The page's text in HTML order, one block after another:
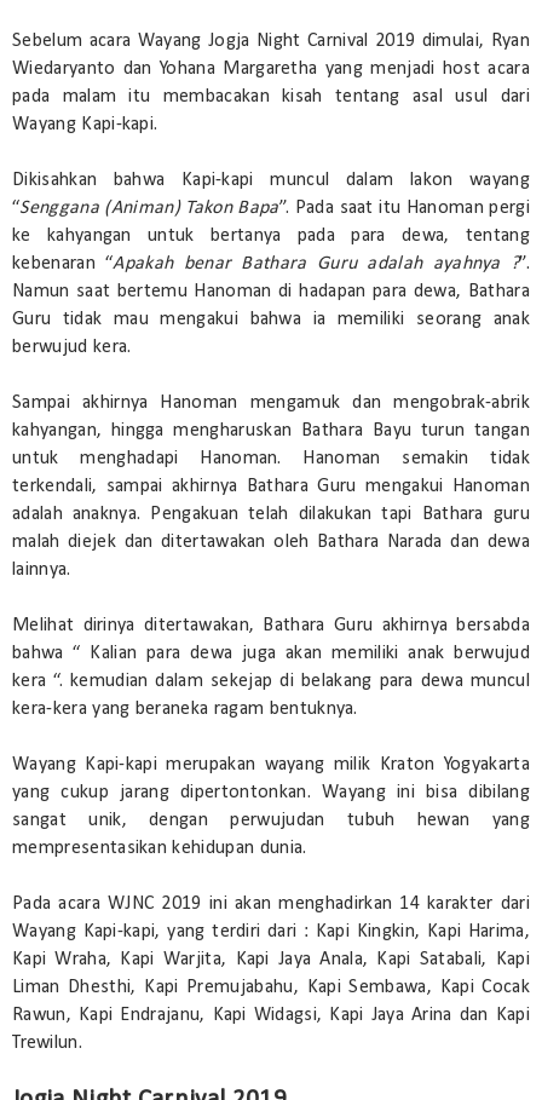
Sebelum acara Wayang Jogja Night Carnival 2019 dimulai, Ryan
Wiedaryanto dan Yohana Margaretha yang menjadi host acara
pada malam itu membacakan kisah tentang asal usul dari
Wayang Kapi-kapi.
Dikisahkan bahwa Kapi-kapi muncul dalam lakon wayang
“Senggana (Animan) Takon Bapa”. Pada saat itu Hanoman pergi
ke kahyangan untuk bertanya pada para dewa, tentang
kebenaran “Apakah benar Bathara Guru adalah ayahnya ?”.
Namun saat bertemu Hanoman di hadapan para dewa, Bathara
Guru tidak mau mengakui bahwa ia memiliki seorang anak
berwujud kera.
Sampai akhirnya Hanoman mengamuk dan mengobrak-abrik
kahyangan, hingga mengharuskan Bathara Bayu turun tangan
untuk menghadapi Hanoman. Hanoman semakin tidak
terkendali, sampai akhirnya Bathara Guru mengakui Hanoman
adalah anaknya. Pengakuan telah dilakukan tapi Bathara guru
malah diejek dan ditertawakan oleh Bathara Narada dan dewa
lainnya.
Melihat dirinya ditertawakan, Bathara Guru akhirnya bersabda
bahwa “ Kalian para dewa juga akan memiliki anak berwujud
kera “. kemudian dalam sekejap di belakang para dewa muncul
kera-kera yang beraneka ragam bentuknya.
Wayang Kapi-kapi merupakan wayang milik Kraton Yogyakarta
yang cukup jarang dipertontonkan. Wayang ini bisa dibilang
sangat unik, dengan perwujudan tubuh hewan yang
mempresentasikan kehidupan dunia.
Pada acara WJNC 2019 ini akan menghadirkan 14 karakter dari
Wayang Kapi-kapi, yang terdiri dari : Kapi Kingkin, Kapi Harima,
Kapi Wraha, Kapi Warjita, Kapi Jaya Anala, Kapi Satabali, Kapi
Liman Dhesthi, Kapi Premujabahu, Kapi Sembawa, Kapi Cocak
Rawun, Kapi Endrajanu, Kapi Widagsi, Kapi Jaya Arina dan Kapi
Trewilun.